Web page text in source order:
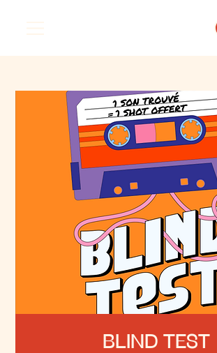
BLIND TEST